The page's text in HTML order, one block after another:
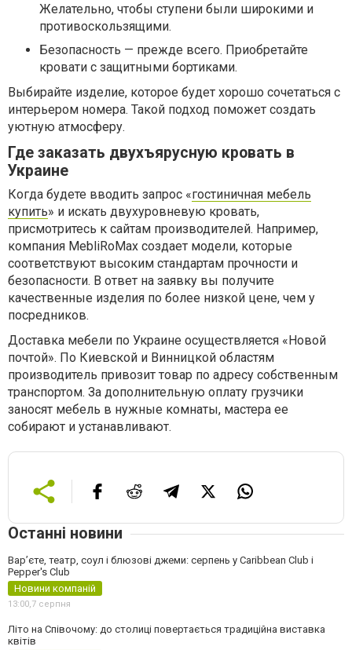
Желательно, чтобы ступени были широкими и
противоскользящими.
Безопасность — прежде всего. Приобретайте
кровати с защитными бортиками.
Выбирайте изделие, которое будет хорошо сочетаться с
интерьером номера. Такой подход поможет создать
уютную атмосферу.
Где заказать двухъярусную кровать в
Украине
Когда будете вводить запрос «гостиничная мебель
купить» и искать двухуровневую кровать,
присмотритесь к сайтам производителей. Например,
компания MebliRoMax создает модели, которые
соответствуют высоким стандартам прочности и
безопасности. В ответ на заявку вы получите
качественные изделия по более низкой цене, чем у
посредников.
Доставка мебели по Украине осуществляется «Новой
почтой». По Киевской и Винницкой областям
производитель привозит товар по адресу собственным
транспортом. За дополнительную оплату грузчики
заносят мебель в нужные комнаты, мастера ее
собирают и устанавливают.
Останні новини
Вар’єте, театр, соул і блюзові джеми: серпень у Caribbean Club і
Pepper's Club
Новини компаній
13:00,7 серпня
Літо на Співочому: до столиці повертається традиційна виставка
квітів